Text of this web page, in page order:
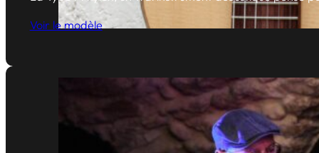
Voir le modèle